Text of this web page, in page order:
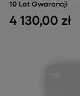
10 Lat Gwarancji
4 130,00 zł